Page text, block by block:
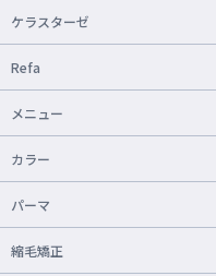
ケラスターゼ
Refa
メニュー
カラー
パーマ
縮毛矯正